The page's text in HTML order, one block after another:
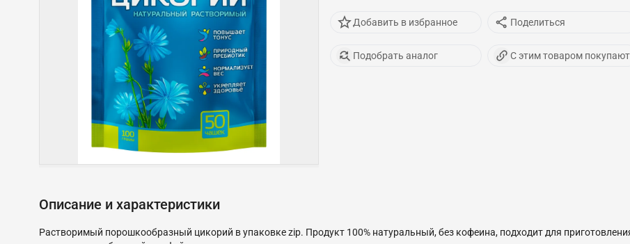
Добавить в избранное Поделиться
Подобрать аналог С этим товаром покупают
Описание и характеристики
Растворимый порошкообразный цикорий в упаковке zip. Продукт 100% натуральный, без кофеина, подходит для